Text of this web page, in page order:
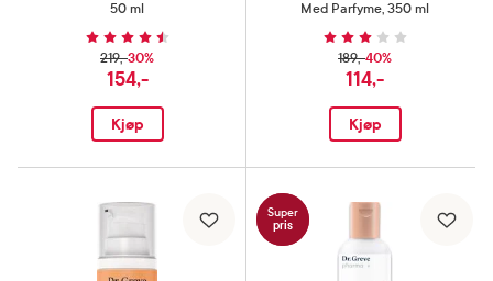
50 ml
219,-30%
154,-
Kjøp
Med Parfyme, 350 ml
189,-40%
114,-
Kjøp
Super
pris